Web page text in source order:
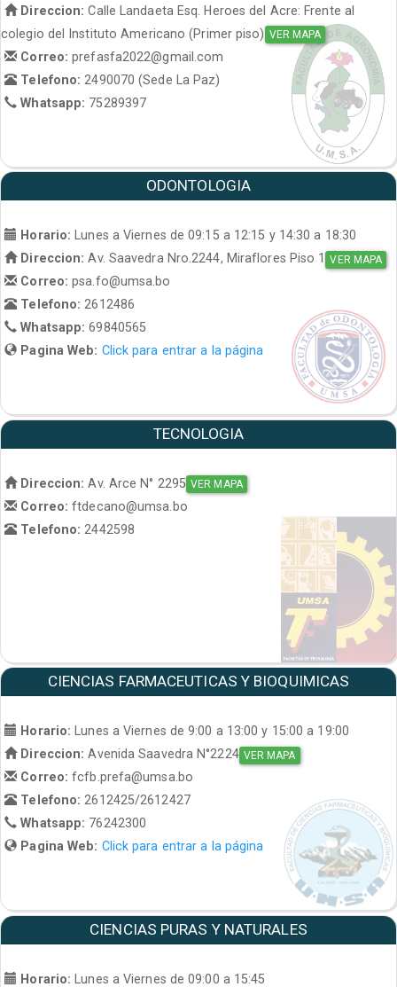
Direccion: Calle Landaeta Esq. Heroes del Acre: Frente al
colegio del Instituto Americano (Primer piso) VER MAPA
Correo:prefasfa2022@gmail.com
Telefono: 2490070 (Sede La Paz)
Whatsapp: 75289397
ODONTOLOGIA
Horario: Lunes a Viernes de 09:15 a 12:15 y 14:30 a 18:30
Direccion: Av. Saavedra Nro.2244, Miraflores Piso 1 VER MAPA
Correo:psa.fo@umsa.bo
Telefono:2612486
Whatsapp:69840565
Pagina Web: Click para entrar a la página
TECNOLOGIA
Direccion: Av. Arce N° 2295 VER MAPA
Correo:ftdecano@umsa.bo
Telefono: 2442598
CIENCIAS FARMACEUTICAS Y BIOQUIMICAS
Horario: Lunes a Viernes de 9:00 a 13:00 y 15:00 a 19:00
Direccion: Avenida Saavedra N°2224 VER MAPA
Correo:fcfb.prefa@umsa.bo
Telefono:2612425/2612427
Whatsapp: 76242300
Pagina Web: Click para entrar a la página
CIENCIAS PURAS Y NATURALES
Horario:
Lunes a Viernes de 09:00 a 15:45